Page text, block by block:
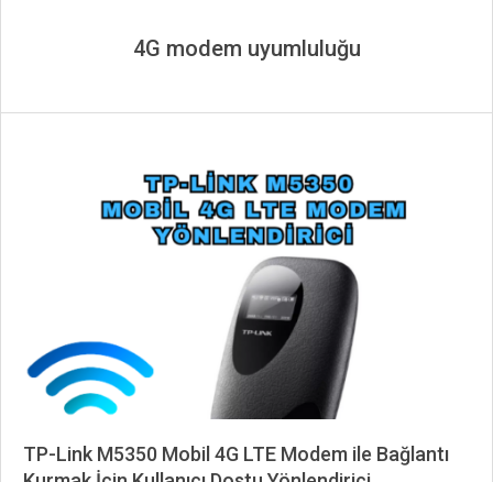
4G modem uyumluluğu
TP-Link M5350 Mobil 4G LTE Modem ile Bağlantı